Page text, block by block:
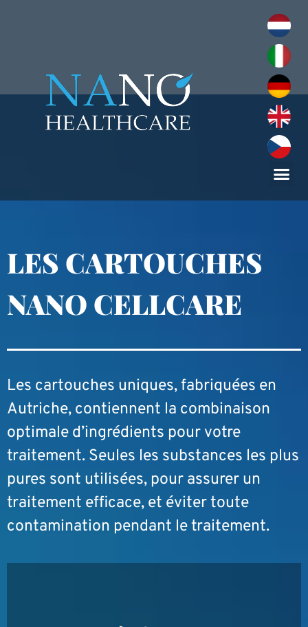
LES CARTOUCHES
NANO CELLCARE
Les cartouches uniques, fabriquées en
Autriche, contiennent la combinaison
optimale d’ingrédients pour votre
traitement. Seules les substances les plus
pures sont utilisées, pour assurer un
traitement efficace, et éviter toute
contamination pendant le traitement.